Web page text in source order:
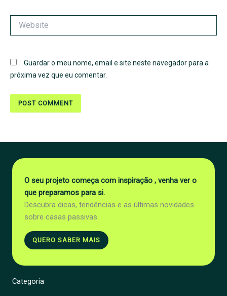
Guardar o meu nome, email e site neste navegador para a
próxima vez que eu comentar.
O seu projeto começa com inspiração , venha ver o
que preparamos para si.
Descubra dicas, tendências e as últimas novidades
sobre casas passivas.
QUERO SABER MAIS
Categoria